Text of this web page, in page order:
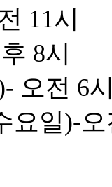
11시
8시
오전 6
요일)-